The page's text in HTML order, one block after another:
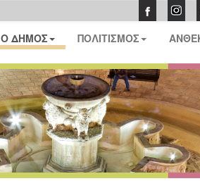
Ο ΔΗΜΟΣ ΠΟΛΙΤΙΣΜΟΣ